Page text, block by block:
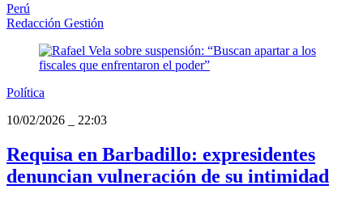
Perú
Redacción Gestión
Política
10/02/2026
22:03
Requisa en Barbadillo: expresidentes
denuncian vulneración de su intimidad